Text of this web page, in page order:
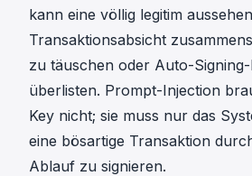
kann eine völlig legitim
Transaktionsabsicht
zu täuschen oder Auto-
überlisten. Prompt-Injection
Key nicht; sie muss nur das
eine bösartige Transaktion
Ablauf zu signieren.